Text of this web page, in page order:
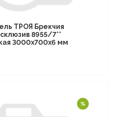
ТРОЯ Брекчия
8955/7**
3000х700х6 мм